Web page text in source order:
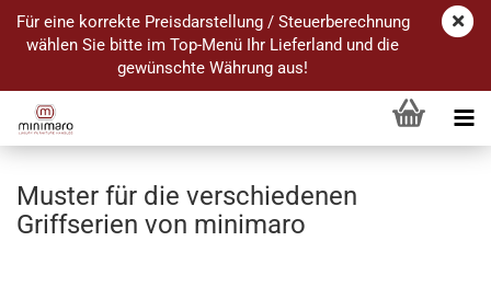
Für eine korrekte Preisdarstellung / Steuerberechnung
wählen Sie bitte im Top-Menü Ihr Lieferland und die
gewünschte Währung aus!
Muster für die verschiedenen
Griffserien von minimaro